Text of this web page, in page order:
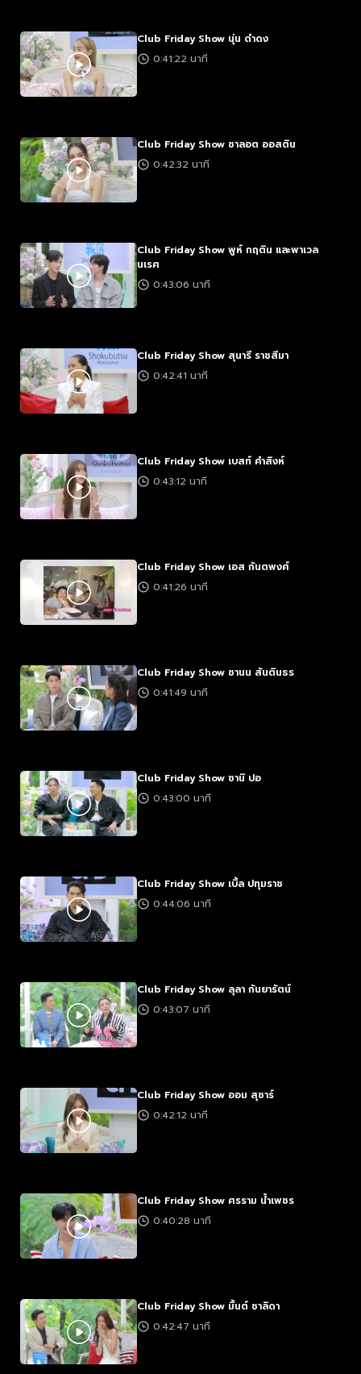
Club Friday Show นุ่น ดำดง
0:41:22 นาที
Club Friday Show ชาลอต ออสติน
0:42:32 นาที
Club Friday Show พูห์ กฤติน และพาเวล
นเรศ
0:43:06 นาที
Club Friday Show สุนารี ราชสีมา
0:42:41 นาที
Club Friday Show เบสท์ คำสิงห์
0:43:12 นาที
Club Friday Show เอส กันตพงศ์
0:41:26 นาที
Club Friday Show ชานน สันตินธร
0:41:49 นาที
Club Friday Show ซานิ ปอ
0:43:00 นาที
Club Friday Show เบิ้ล ปทุมราช
0:44:06 นาที
Club Friday Show ลุลา กันยารัตน์
0:43:07 นาที
Club Friday Show ออม สุชาร์
0:42:12 นาที
Club Friday Show ศรราม น้ำเพชร
0:40:28 นาที
Club Friday Show มิ้นต์ ชาลิดา
0:42:47 นาที